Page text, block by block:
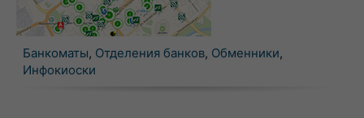
Банкоматы, Отделения банков, Обменники,
Инфокиоски